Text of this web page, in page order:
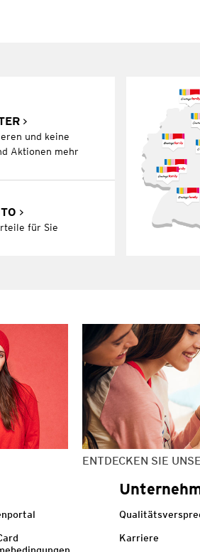
und keine
Aktionen mehr
für Sie
ENTDECKEN SIE
Karriere